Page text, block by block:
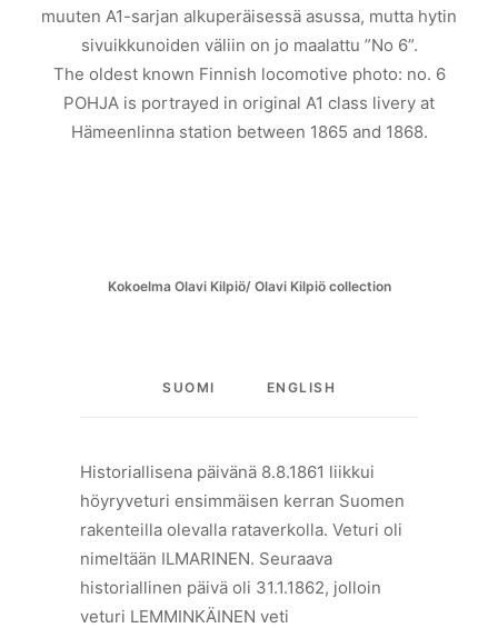
muuten A1-sarjan alkuperäisessä asussa, mutta hytin
sivuikkunoiden väliin on jo maalattu ”No 6”.
The oldest known Finnish locomotive photo: no. 6
POHJA is portrayed in original A1 class livery at
Hämeenlinna station between 1865 and 1868.
Kokoelma Olavi Kilpiö/ Olavi Kilpiö collection
SUOMI ENGLISH
Historiallisena päivänä 8.8.1861 liikkui
höyryveturi ensimmäisen kerran Suomen
rakenteilla olevalla rataverkolla. Veturi oli
nimeltään ILMARINEN. Seuraava
historiallinen päivä oli 31.1.1862, jolloin
veturi LEMMINKÄINEN veti